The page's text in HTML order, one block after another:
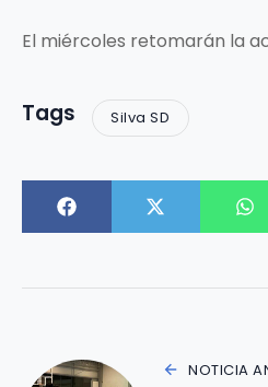
El miércoles retomarán la
Tags Silva SD
NOTICIA